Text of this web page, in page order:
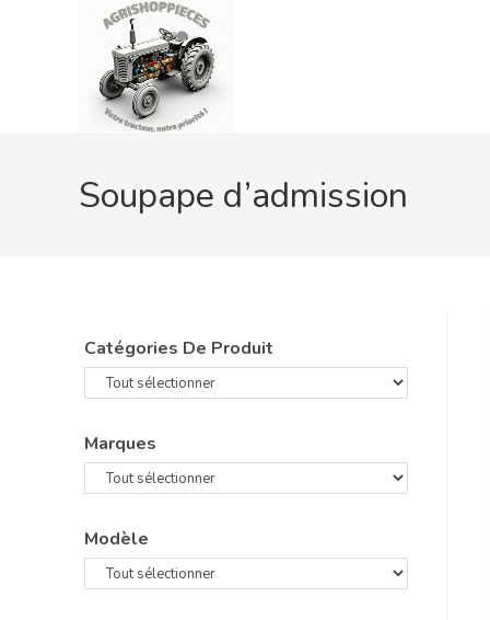
Soupape d’admission
Catégories De Produit
Marques
Modèle